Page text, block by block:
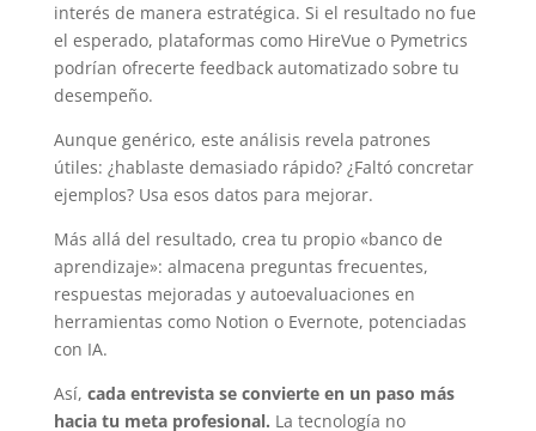
interés de manera estratégica. Si el resultado no fue
el esperado, plataformas como HireVue o Pymetrics
podrían ofrecerte feedback automatizado sobre tu
desempeño.
Aunque genérico, este análisis revela patrones
útiles: ¿hablaste demasiado rápido? ¿Faltó concretar
ejemplos? Usa esos datos para mejorar.
Más allá del resultado, crea tu propio «banco de
aprendizaje»: almacena preguntas frecuentes,
respuestas mejoradas y autoevaluaciones en
herramientas como Notion o Evernote, potenciadas
con IA.
Así, cada entrevista se convierte en un paso más
hacia tu meta profesional. La tecnología no